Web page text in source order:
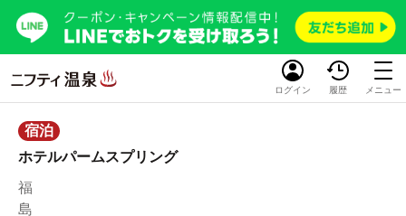
ログイン 履歴 メニュー
宿泊
ホテルパームスプリング
福
島